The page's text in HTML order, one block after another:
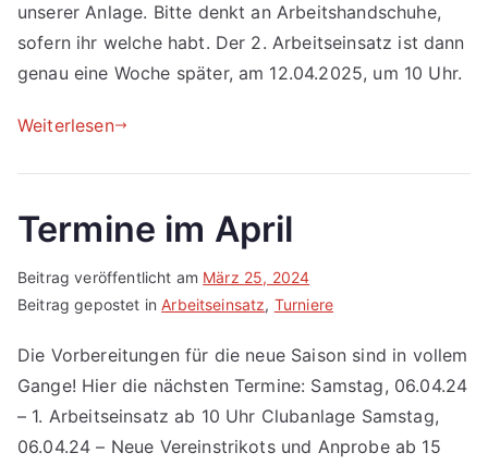
unserer Anlage. Bitte denkt an Arbeitshandschuhe,
sofern ihr welche habt. Der 2. Arbeitseinsatz ist dann
genau eine Woche später, am 12.04.2025, um 10 Uhr.
Weiterlesen
Termine im April
Beitrag veröffentlicht am März 25, 2024
Beitrag gepostet inArbeitseinsatz, Turniere
Die Vorbereitungen für die neue Saison sind in vollem
Gange! Hier die nächsten Termine: Samstag, 06.04.24
– 1. Arbeitseinsatz ab 10 Uhr Clubanlage Samstag,
06.04.24 – Neue Vereinstrikots und Anprobe ab 15